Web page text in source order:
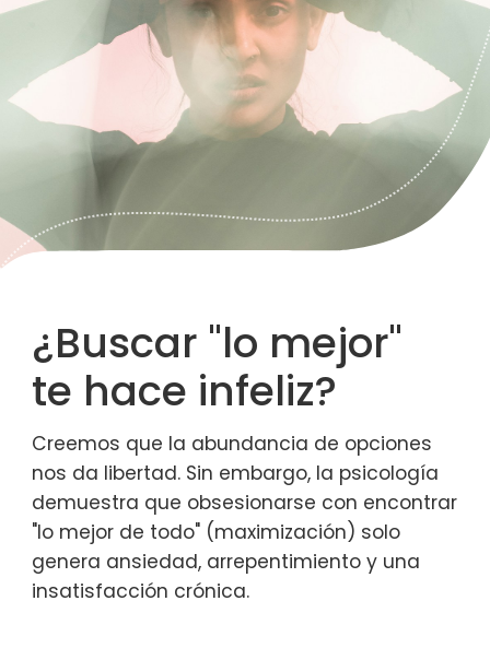
¿Buscar "lo mejor"
te hace infeliz?
Creemos que la abundancia de opciones
nos da libertad. Sin embargo, la psicología
demuestra que obsesionarse con encontrar
"lo mejor de todo" (maximización) solo
genera ansiedad, arrepentimiento y una
insatisfacción crónica.